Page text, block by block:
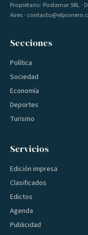
Propietario: Postamar SRL ·
Aires ·
Secciones
Política
Sociedad
Economía
Deportes
Turismo
Servicios
Edición impresa
Clasificados
Edictos
Agenda
Publicidad